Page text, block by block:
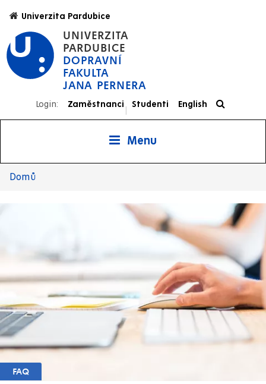
hlavnímu
obsahu
UNIVERZITA
PARDUBICE
DOPRAVNÍ
FAKULTA
JANA PERNERA
Univerzita Pardubice
Login: Zaměstnanci
|
Studenti English
Menu
Domů
FAQ